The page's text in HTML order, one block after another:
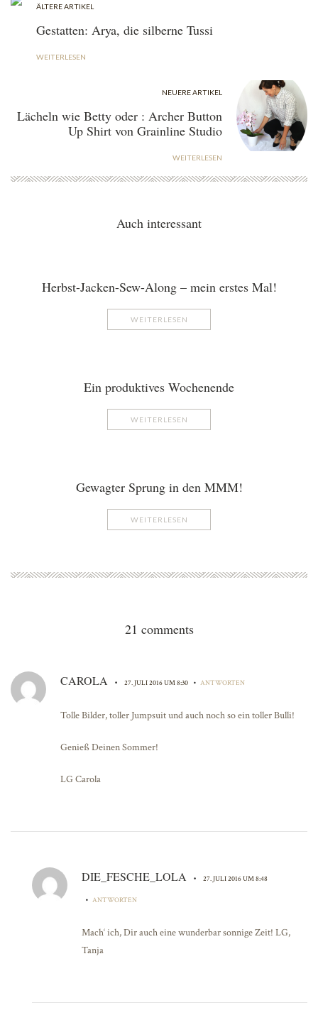
ÄLTERE ARTIKEL
Gestatten: Arya, die silberne Tussi
WEITERLESEN
NEUERE ARTIKEL
Lächeln wie Betty oder : Archer Button
Up Shirt von Grainline Studio
WEITERLESEN
Auch interessant
Herbst-Jacken-Sew-Along – mein erstes Mal!
WEITERLESEN
Ein produktives Wochenende
WEITERLESEN
Gewagter Sprung in den MMM!
WEITERLESEN
21 comments
CAROLA • 27. JULI 2016 UM 8:30 • ANTWORTEN
Tolle Bilder, toller Jumpsuit und auch noch so ein toller Bulli!
Genieß Deinen Sommer!
LG Carola
DIE_FESCHE_LOLA • 27. JULI 2016 UM 8:48
• ANTWORTEN
Mach‘ ich, Dir auch eine wunderbar sonnige Zeit! LG,
Tanja